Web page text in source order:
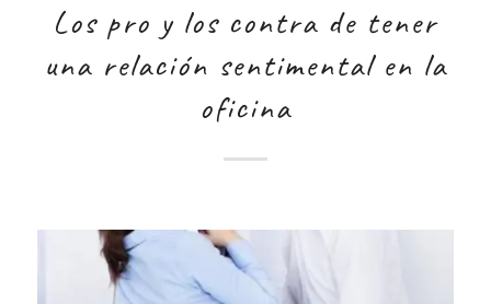
Los pro y los contra de tener
una relación sentimental en la
oficina